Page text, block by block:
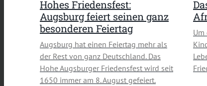
Hohes Friedensfest:
Augsburg feiert seinen ganz
besonderen Feiertag
Augsburg hat einen Feiertag mehr als
der Rest von ganz Deutschland. Das
Hohe Augsburger Friedensfest wird seit
1650 immer am 8. August gefeiert.